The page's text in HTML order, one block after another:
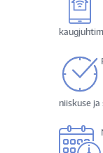
niiskuse